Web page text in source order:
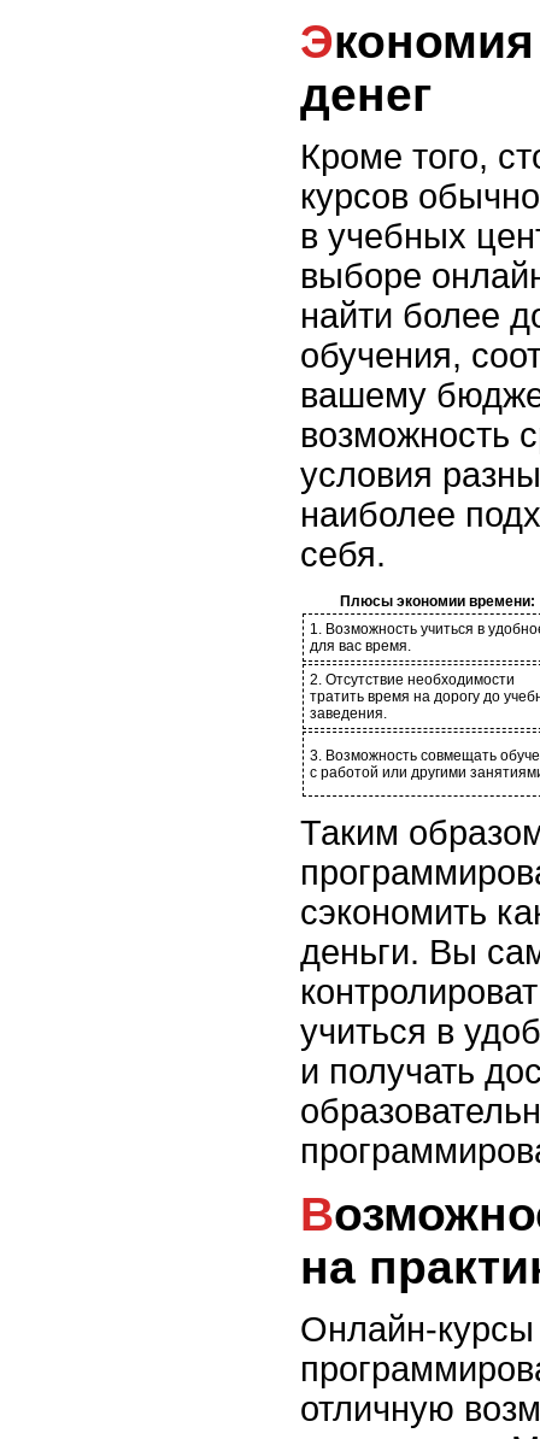
Экономия времени и
денег
Кроме того,
курсов
в учебных
выборе
найти более
обучения,
вашему
возможность
условия
наиболее
себя.
Плюсы экономии времени:
1. Возможность учиться в
для вас время.
2. Отсутствие необходимости
тратить время на дорогу до
заведения.
3. Возможность совмещать
с работой или другими
Таким
сэкономить
деньги. Вы
учиться в
и получать
Возможность обучения
на
Онлайн-
отличную